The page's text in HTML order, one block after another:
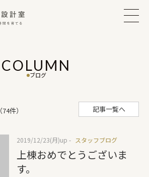
COLUMN
ブログ
（74件） 記事一覧へ
上棟おめでとうございま
す。
2019/12/23(月)up - スタッフブログ